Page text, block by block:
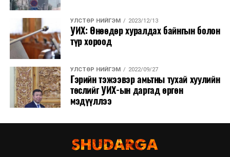
УЛСТӨР НИЙГЭМ 2023/12/13
УИХ: Өнөөдөр хуралдах байнгын болон
түр хороод
УЛСТӨР НИЙГЭМ 2022/09/27
Гэрийн тэжээвэр амьтны тухай хуулийн
төслийг УИХ-ын даргад өргөн
мэдүүллээ